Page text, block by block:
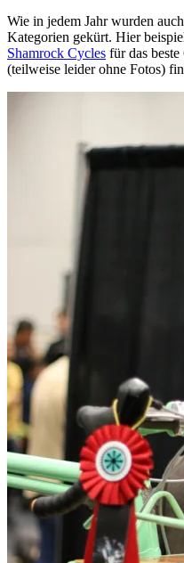
Wie in jedem Jahr wurden
Kategorien gekürt. Hier
Shamrock Cycles für das
(teilweise leider ohne Fotos)